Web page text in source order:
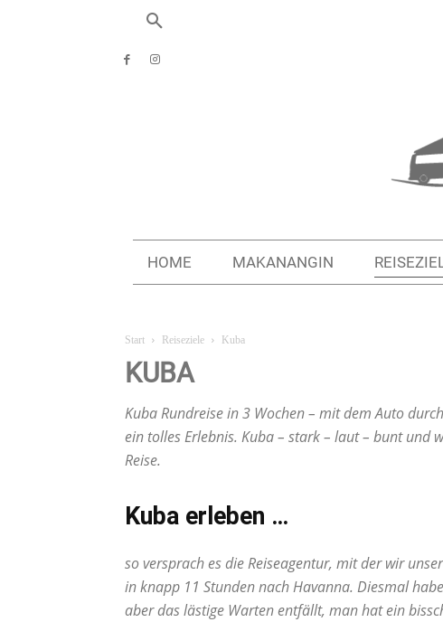
HOME MAKANANGIN
Start Reiseziele Kuba
KUBA
Kuba Rundreise in 3 Wochen – mit dem Auto
ein tolles Erlebnis. Kuba – stark – laut – bunt und
Reise.
Kuba erleben …
so versprach es dieReiseagentur, mit der wir
in knapp 11 Stunden nach Havanna. Diesmal
aber das lästige Warten entfällt, man hat ein